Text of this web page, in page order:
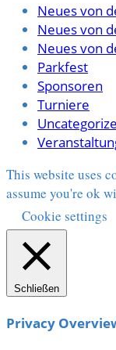
Neues von
Neues von
Neues von
Parkfest
Sponsoren
Turniere
This website uses
assume you're ok
Cookie settings
Schließen
Privacy